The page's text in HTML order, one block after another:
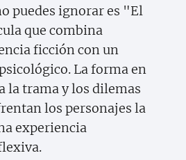
puedes ignorar es "El
que combina
ficción con un
La forma en
la trama y los dilemas
los personajes la
experiencia